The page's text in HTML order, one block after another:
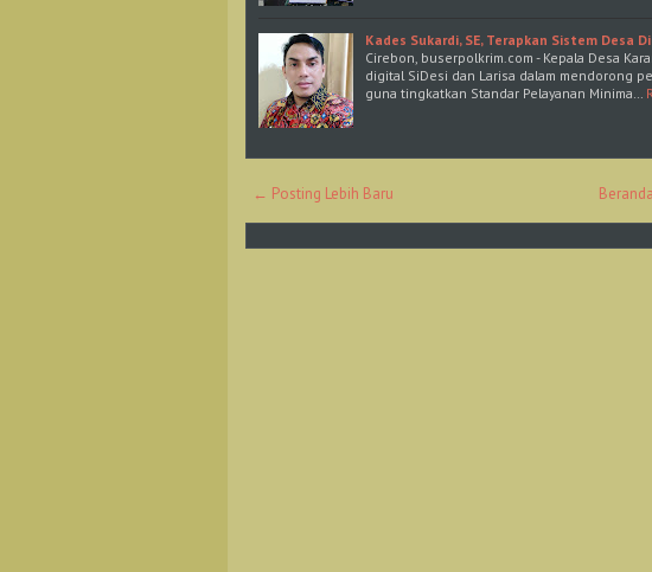
Kades Sukardi, SE, Terapkan Sistem Desa
Cirebon, buserpolkrim.com - Kepala Desa
digital SiDesi dan Larisa dalam mendorong
guna tingkatkan Standar Pelayanan Minima…
← Posting Lebih Baru Beranda